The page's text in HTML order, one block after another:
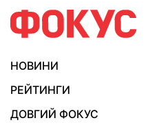
НОВИНИ
РЕЙТИНГИ
ДОВГИЙ ФОКУС